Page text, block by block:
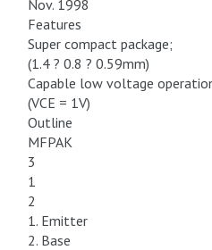
Nov. 1998
Features
Super compact package;
(1.4 ? 0.8 ? 0.59mm)
Capable low voltage
(VCE = 1V)
Outline
MFPAK
3
1
2
1. Emitter
2. Base